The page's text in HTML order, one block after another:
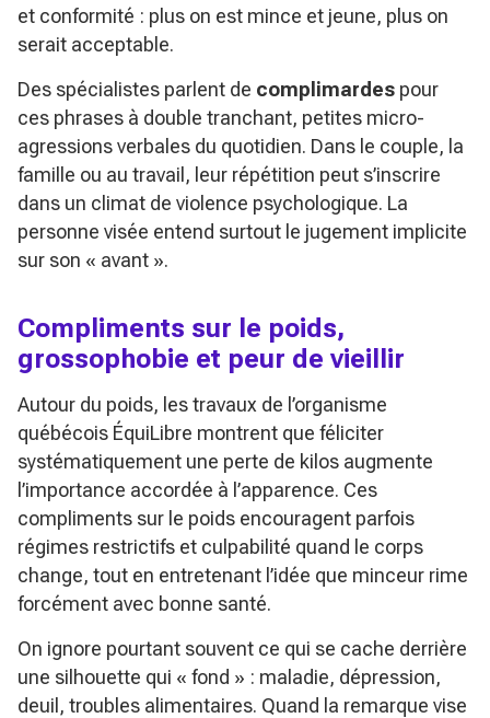
et conformité : plus on est mince et jeune, plus on
serait acceptable.
Des spécialistes parlent de complimardes pour
ces phrases à double tranchant, petites micro-
agressions verbales du quotidien. Dans le couple, la
famille ou au travail, leur répétition peut s’inscrire
dans un climat de violence psychologique. La
personne visée entend surtout le jugement implicite
sur son « avant ».
Compliments sur le poids,
grossophobie et peur de vieillir
Autour du poids, les travaux de l’organisme
québécois ÉquiLibre montrent que féliciter
systématiquement une perte de kilos augmente
l’importance accordée à l’apparence. Ces
compliments sur le poids encouragent parfois
régimes restrictifs et culpabilité quand le corps
change, tout en entretenant l’idée que minceur rime
forcément avec bonne santé.
On ignore pourtant souvent ce qui se cache derrière
une silhouette qui « fond » : maladie, dépression,
deuil, troubles alimentaires. Quand la remarque vise